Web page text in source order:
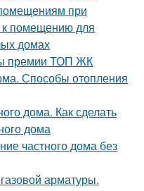
при
к помещению для
домах
премии ТОП ЖК
Способы отопления
дома. Как сделать
дома
частного дома без
арматуры.